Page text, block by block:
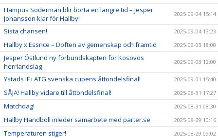
Hampus Söderman blir borta en längre tid – Jesper
Johansson klar för Hallby!
2025-09-04 15:14
Sista chansen! 2025-09-04 13:23
Hallby x Essnce – Doften av gemenskap och framtid 2025-09-03 18:00
Jesper Östlund ny förbundskapten för Kosovos
herrlandslag
2025-09-03 12:00
Ystads IF i ATG svenska cupens åttondelsfinal! 2025-09-01 15:40
SÅJA! Hallby vidare till åttondelsfinal! 2025-08-31 17:27
Matchdag! 2025-08-31 08:30
Hallby Handboll inleder samarbete med parter.se 2025-08-29 10:16
Temperaturen stiger! 2025-08-29 09:02